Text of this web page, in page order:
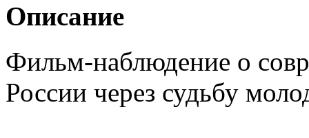
Описание
Фильм-наблюдение о
России через судьбу